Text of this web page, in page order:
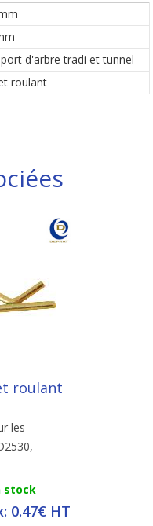
d'arbre tradi et tunnel
roulant
roulant
les
stock
0.47€ HT